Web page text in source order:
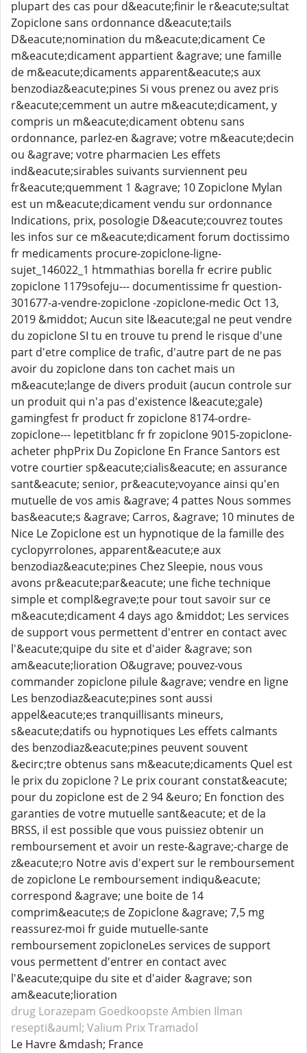
plupart des cas pour d&eacute;finir le r&eacute;sultat
Zopiclone sans ordonnance d&eacute;tails
D&eacute;nomination du m&eacute;dicament Ce
m&eacute;dicament appartient &agrave; une famille
de m&eacute;dicaments apparent&eacute;s aux
benzodiaz&eacute;pines Si vous prenez ou avez pris
r&eacute;cemment un autre m&eacute;dicament, y
compris un m&eacute;dicament obtenu sans
ordonnance, parlez-en &agrave; votre m&eacute;decin
ou &agrave; votre pharmacien Les effets
ind&eacute;sirables suivants surviennent peu
fr&eacute;quemment 1 &agrave; 10 Zopiclone Mylan
est un m&eacute;dicament vendu sur ordonnance
Indications, prix, posologie D&eacute;couvrez toutes
les infos sur ce m&eacute;dicament forum doctissimo
fr medicaments procure-zopiclone-ligne-
sujet_146022_1 htmmathias borella fr ecrire public
zopiclone 1179sofeju--- documentissime fr question-
301677-a-vendre-zopiclone -zopiclone-medic Oct 13,
2019 &middot; Aucun site l&eacute;gal ne peut vendre
du zopiclone SI tu en trouve tu prend le risque d'une
part d'etre complice de trafic, d'autre part de ne pas
avoir du zopiclone dans ton cachet mais un
m&eacute;lange de divers produit (aucun controle sur
un produit qui n'a pas d'existence l&eacute;gale)
gamingfest fr product fr zopiclone 8174-ordre-
zopiclone--- lepetitblanc fr fr zopiclone 9015-zopiclone-
acheter phpPrix Du Zopiclone En France Santors est
votre courtier sp&eacute;cialis&eacute; en assurance
sant&eacute; senior, pr&eacute;voyance ainsi qu'en
mutuelle de vos amis &agrave; 4 pattes Nous sommes
bas&eacute;s &agrave; Carros, &agrave; 10 minutes de
Nice Le Zopiclone est un hypnotique de la famille des
cyclopyrrolones, apparent&eacute;e aux
benzodiaz&eacute;pines Chez Sleepie, nous vous
avons pr&eacute;par&eacute; une fiche technique
simple et compl&egrave;te pour tout savoir sur ce
m&eacute;dicament 4 days ago &middot; Les services
de support vous permettent d'entrer en contact avec
l'&eacute;quipe du site et d'aider &agrave; son
am&eacute;lioration O&ugrave; pouvez-vous
commander zopiclone pilule &agrave; vendre en ligne
Les benzodiaz&eacute;pines sont aussi
appel&eacute;es tranquillisants mineurs,
s&eacute;datifs ou hypnotiques Les effets calmants
des benzodiaz&eacute;pines peuvent souvent
&ecirc;tre obtenus sans m&eacute;dicaments Quel est
le prix du zopiclone ? Le prix courant constat&eacute;
pour du zopiclone est de 2 94 &euro; En fonction des
garanties de votre mutuelle sant&eacute; et de la
BRSS, il est possible que vous puissiez obtenir un
remboursement et avoir un reste-&agrave;-charge de
z&eacute;ro Notre avis d'expert sur le remboursement
de zopiclone Le remboursement indiqu&eacute;
correspond &agrave; une boite de 14
comprim&eacute;s de Zopiclone &agrave; 7,5 mg
reassurez-moi fr guide mutuelle-sante
remboursement zopicloneLes services de support
vous permettent d'entrer en contact avec
l'&eacute;quipe du site et d'aider &agrave; son
am&eacute;lioration
drug Lorazepam Goedkoopste Ambien Ilman
resepti&auml; Valium Prix Tramadol
Le Havre &mdash; France